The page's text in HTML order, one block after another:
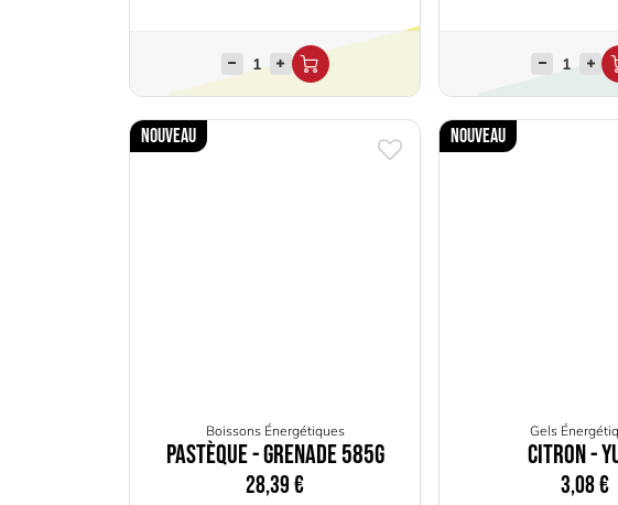
Nouveau
Boissons Énergétiques
Pastèque - Grenade 585g
28,39€
Nouveau
Gels
Citron -
3,08€